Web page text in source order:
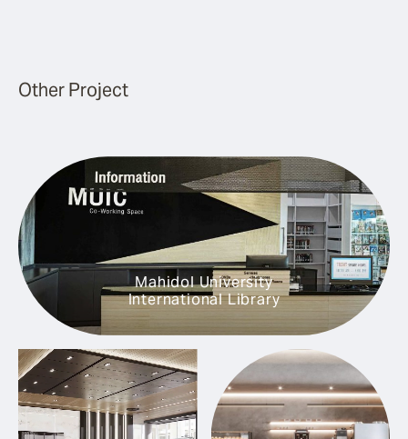
Other Project
Mahidol University
International Library